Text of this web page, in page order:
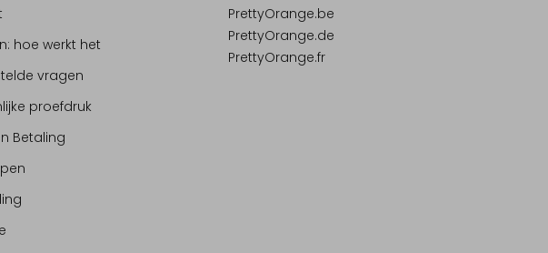
hoe werkt het
vragen
proefdruk
Betaling
PrettyOrange.be
PrettyOrange.de
PrettyOrange.fr